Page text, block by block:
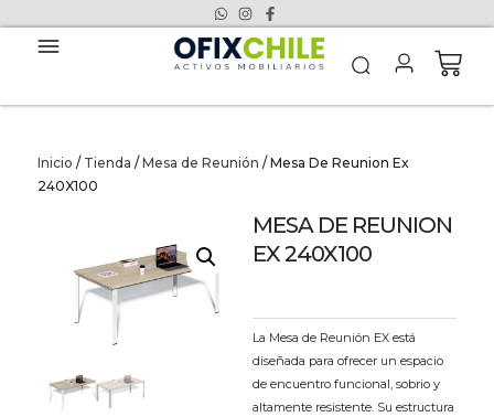
Inicio / Tienda / Mesa de Reunión / Mesa De Reunion Ex
240X100
MESA DE REUNION
EX 240X100
La Mesa de Reunión EX está
diseñada para ofrecer un espacio
de encuentro funcional, sobrio y
altamente resistente. Su estructura